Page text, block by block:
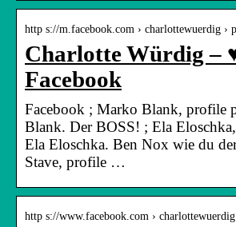
http s://m.facebook.com › charlottewuerdig ›
Charlotte Würdig –
Facebook
Facebook ; Marko Blank, profile
Blank. Der BOSS! ; Ela
Ela Eloschka. Ben Nox wie du
Stave, profile …
http s://www.facebook.com › charlottewuerdig